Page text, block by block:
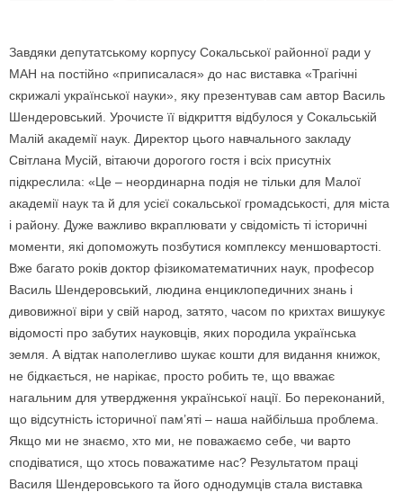
Завдяки депутатському корпусу Сокальської районної ради у
МАН на постійно «приписалася» до нас виставка «Трагічні
скрижалі української науки», яку презентував сам автор Василь
Шендеровський. Урочисте її відкриття відбулося у Сокальській
Малій академії наук. Директор цього навчального закладу
Світлана Мусій, вітаючи дорогого гостя і всіх присутніх
підкреслила: «Це – неординарна подія не тільки для Малої
академії наук та й для усієї сокальської громадськості, для міста
і району. Дуже важливо вкраплювати у свідомість ті історичні
моменти, які допоможуть позбутися комплексу меншовартості.
Вже багато років доктор фізикоматематичних наук, професор
Василь Шендеровський, людина енциклопедичних знань і
дивовижної віри у свій народ, затято, часом по крихтах вишукує
відомості про забутих науковців, яких породила українська
земля. А відтак наполегливо шукає кошти для видання книжок,
не бідкається, не нарікає, просто робить те, що вважає
нагальним для утвердження української нації. Бо переконаний,
що відсутність історичної пам’яті – наша найбільша проблема.
Якщо ми не знаємо, хто ми, не поважаємо себе, чи варто
сподіватися, що хтось поважатиме нас? Результатом праці
Василя Шендеровського та його однодумців стала виставка